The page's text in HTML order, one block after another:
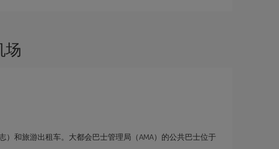
场
）和旅游出租车。大都会巴士管理局（AMA）的公共巴士位于